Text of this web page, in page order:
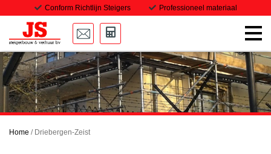
Home
Onze steigers
Transport
Conform Richtlijn Steigers Professioneel materiaal
Home / Driebergen-Zeist